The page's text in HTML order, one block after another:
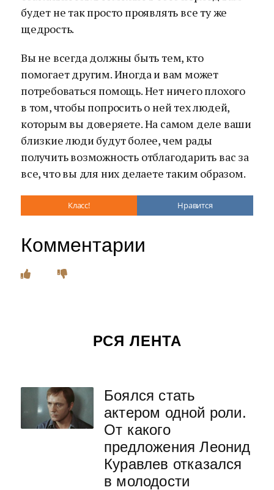
будет не так просто проявлять все ту же
щедрость.
Вы не всегда должны быть тем, кто
помогает другим. Иногда и вам может
потребоваться помощь. Нет ничего плохого
в том, чтобы попросить о ней тех людей,
которым вы доверяете. На самом деле ваши
близкие люди будут более, чем рады
получить возможность отблагодарить вас за
все, что вы для них делаете таким образом.
Класс! Нравится
Комментарии
РСЯ ЛЕНТА
Боялся стать
актером одной роли.
От какого
предложения Леонид
Куравлев отказался
в молодости